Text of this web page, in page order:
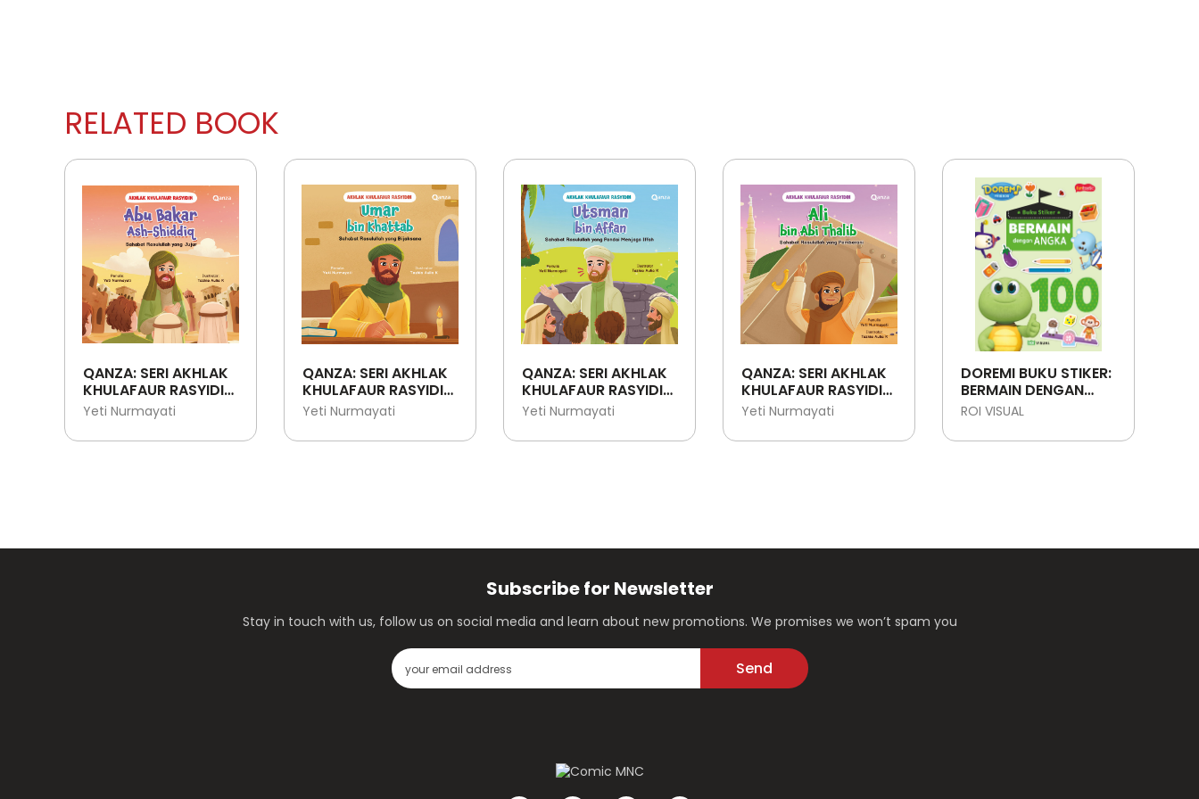
RELATED BOOK
QANZA: SERI AKHLAK
KHULAFAUR RASYIDIN:
ABU BAKAR ASH-
SHIDDIQ - SAHABAT
RASULULLAH YANG
Yeti Nurmayati
QANZA: SERI AKHLAK
KHULAFAUR RASYIDIN:
UMAR BIN KHATTAB -
RASULULLAH YANG
Yeti Nurmayati
QANZA: SERI AKHLAK
KHULAFAUR RASYIDIN:
UTSMAN BIN AFFAN -
RASULULLAH YANG
Yeti Nurmayati
QANZA: SERI AKHLAK
KHULAFAUR RASYIDIN:
ALI BIN ABI THALIB -
RASULULLAH YANG
Yeti Nurmayati
DOREMI BUKU STIKER:
BERMAIN DENGAN
ANGKA
ROI VISUAL
Subscribe for Newsletter
Stay in touch with us, follow us on social media and learn about new promotions. We promises we won’t spam you
Send